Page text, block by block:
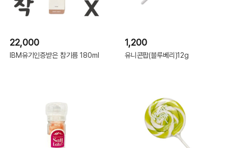
22,000
IBM유기인증받은 참기름 180ml
1,200
유니콘팝(블루베리)12g